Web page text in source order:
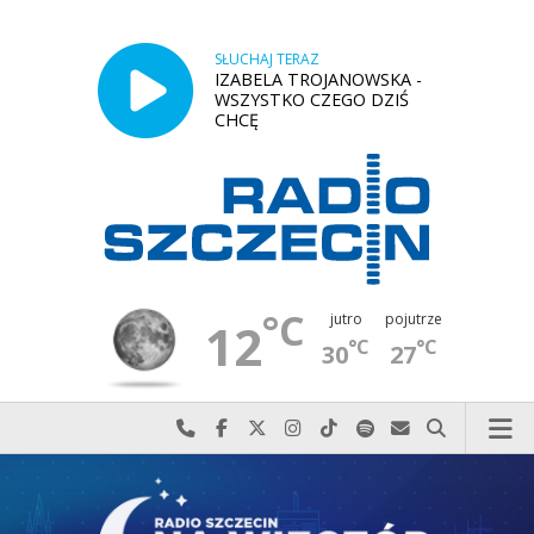
SŁUCHAJ TERAZ
IZABELA TROJANOWSKA -
WSZYSTKO CZEGO DZIŚ
CHCĘ
12°C jutro
30°C
pojutrze
27°C
Najlepiej po prostu do nas zadzwoń
Odwiedź nas na Facebook-u
Odwiedź nas na X
Odwiedź nas na Instagram-ie
Odwiedź nas na TikTok-u
Szukaj nas na Spotify
Wyślij do nas
Szukaj